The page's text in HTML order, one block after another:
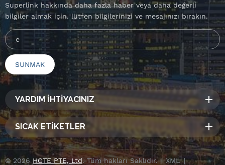
Superlink hakkında daha fazla haber veya daha değerli
bilgiler almak için. lütfen bilgilerinizi ve mesajınızı bırakın.
YARDIM İHTİYACINIZ
SICAK ETİKETLER
© 2026 HCTE PTE, Ltd. Tüm hakları Saklıdır. | XML|